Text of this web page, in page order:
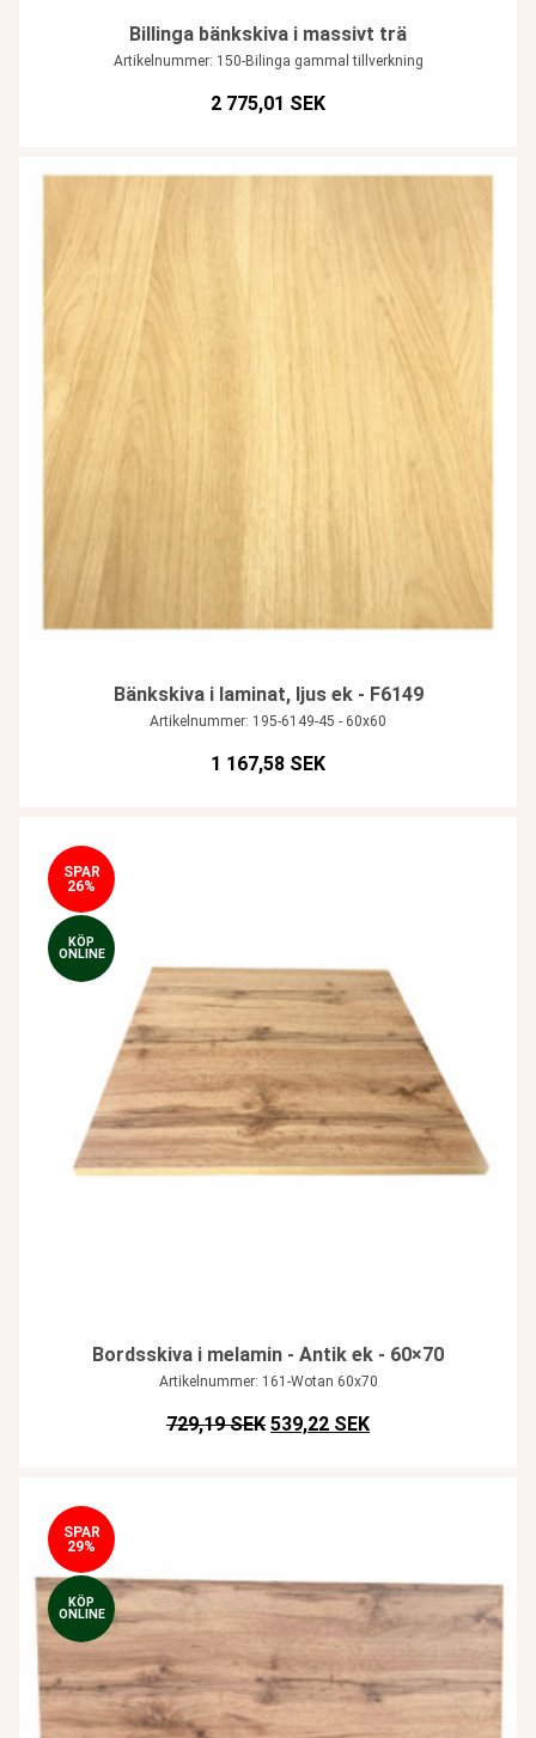
Billinga bänkskiva i massivt trä
Artikelnummer: 150-Bilinga gammal tillverkning
2 775,01 SEK
Bänkskiva i laminat, ljus ek - F6149
Artikelnummer: 195-6149-45 - 60x60
1 167,58 SEK
SPAR
26%
KÖP
ONLINE
Bordsskiva i melamin - Antik ek - 60×70
Artikelnummer: 161-Wotan 60x70
729,19 SEK Det ursprungliga priset var:
539,22 SEKDet nuvarande
SPAR
29%
KÖP
ONLINE